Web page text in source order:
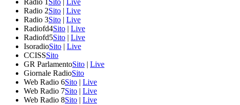
Radio 1 Sito | Live
Radio 2Sito | Live
Radio 3Sito | Live
Radiofd4Sito | Live
Radiofd5Sito | Live
IsoradioSito | Live
CCISSSito
GR ParlamentoSito | Live
Giornale RadioSito
Web Radio 6Sito | Live
Web Radio 7Sito | Live
Web Radio 8Sito | Live